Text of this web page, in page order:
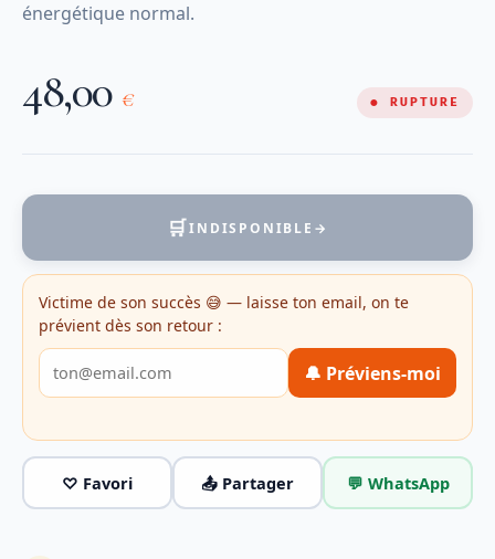
énergétique normal.
48,00 € ● RUPTURE
🛒INDISPONIBLE →
Victime de son succès 😅 — laisse ton email, on te
prévient dès son retour :
🔔 Préviens-moi
♡ Favori 📤 Partager 💬 WhatsApp